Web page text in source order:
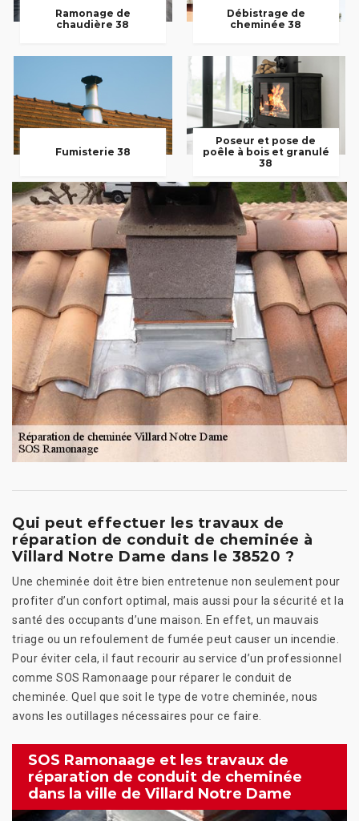
Ramonage de
chaudière 38
Débistrage de
cheminée 38
Fumisterie 38
Poseur et pose de
poêle à bois et granulé
38
Qui peut effectuer les travaux de
réparation de conduit de cheminée à
Villard Notre Dame dans le 38520 ?
Une cheminée doit être bien entretenue non seulement pour
profiter d’un confort optimal, mais aussi pour la sécurité et la
santé des occupants d’une maison. En effet, un mauvais
triage ou un refoulement de fumée peut causer un incendie.
Pour éviter cela, il faut recourir au service d’un professionnel
comme SOS Ramonaage pour réparer le conduit de
cheminée. Quel que soit le type de votre cheminée, nous
avons les outillages nécessaires pour ce faire.
SOS Ramonaage et les travaux de
réparation de conduit de cheminée
dans la ville de Villard Notre Dame